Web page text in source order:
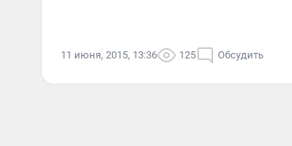
11 июня, 2015, 13:36 125 Обсудить